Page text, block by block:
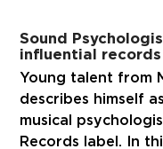
Sound
influential records
Young talent from
describes himself
musical
Records label. In